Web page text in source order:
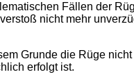
Fällen der
nicht mehr
Grunde die Rüge
erfolgt ist.